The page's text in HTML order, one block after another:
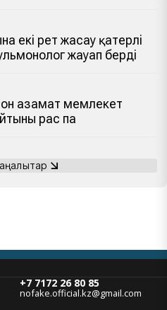
екі рет жасау қатерлі
жауап берді
азамат мемлекет
рас па
+7 7172 26 80 85
nofake.official.kz@gmail.com